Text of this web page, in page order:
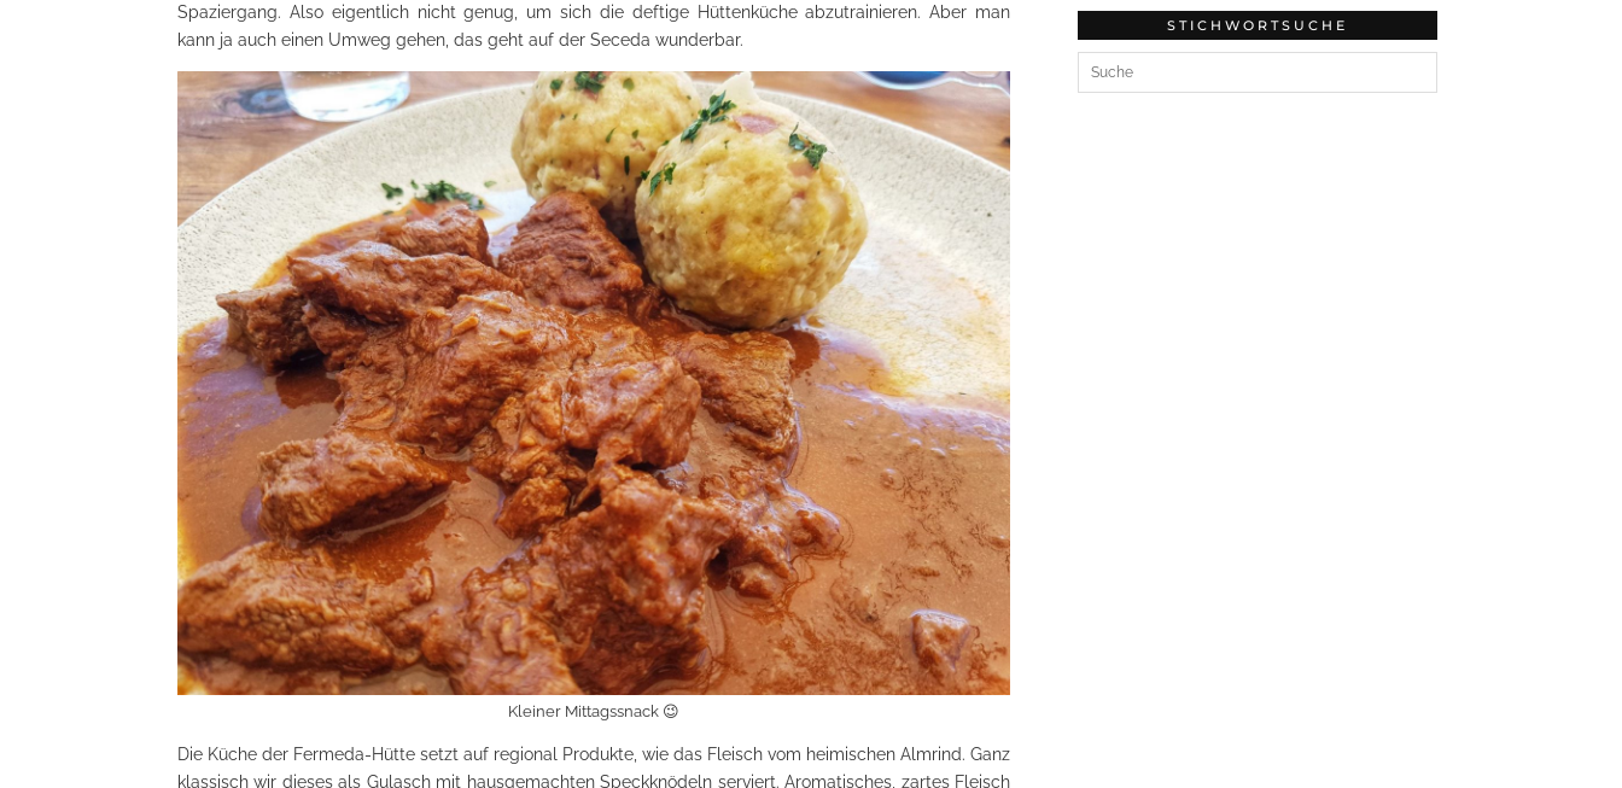
Spaziergang. Also eigentlich nicht genug, um sich die deftige Hüttenküche abzutrainieren. Aber man
kann ja auch einen Umweg gehen, das geht auf der Seceda wunderbar.
Kleiner Mittagssnack 😉
Die Küche der Fermeda-Hütte setzt auf regional Produkte, wie das Fleisch vom heimischen Almrind. Ganz
klassisch wir dieses als Gulasch mit hausgemachten Speckknödeln serviert. Aromatisches, zartes Fleisch
STICHWORTSUCHE